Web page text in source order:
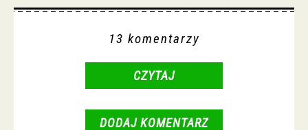
13 komentarzy
CZYTAJ
DODAJ KOMENTARZ